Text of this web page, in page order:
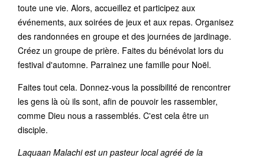
toute une vie. Alors, accueillez et participez aux
événements, aux soirées de jeux et aux repas. Organisez
des randonnées en groupe et des journées de jardinage.
Créez un groupe de prière. Faites du bénévolat lors du
festival d'automne. Parrainez une famille pour Noël.
Faites tout cela. Donnez-vous la possibilité de rencontrer
les gens là où ils sont, afin de pouvoir les rassembler,
comme Dieu nous a rassemblés. C'est cela être un
disciple.
Laquaan Malachi est un pasteur local agréé de la